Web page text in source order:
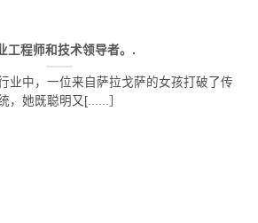
工程师和技术领导者。.
业中，一位来自萨拉戈萨的女孩打破了传
，她既聪明又[......］